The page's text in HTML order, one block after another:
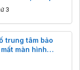
báo điện thoại
di chuột qua
3
trung tâm bảo
màn hình
hoá ra là lỗi sơ